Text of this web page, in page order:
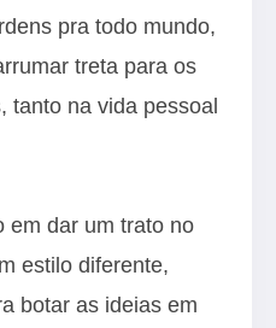
pra todo mundo,
treta para os
tanto na vida pessoal
em dar um trato no
estilo diferente,
botar as ideias em